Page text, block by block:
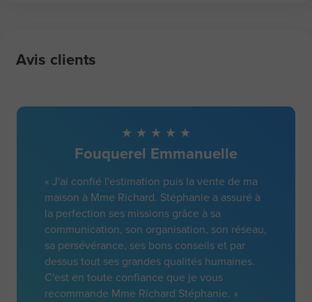
Avis clients
Fouquerel Emmanuelle
« J'ai confié l'estimation puis la vente de ma
maison à Mme Richard. Stéphanie a assuré à
la perfection ses missions grâce à sa
communication, son organisation, son réseau,
sa persévérance, ses bons conseils et par
dessus tout ses grandes qualités humaines.
C'est en toute confiance que je vous
recommande Mme Richard Stéphanie. »